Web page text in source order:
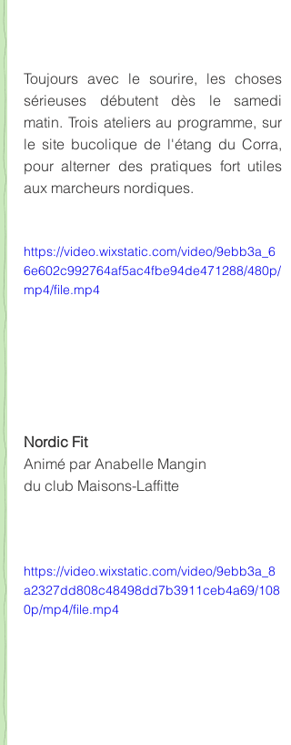
Toujours avec le sourire, les choses
sérieuses débutent dès le samedi
matin. Trois ateliers au programme, sur
le site bucolique de l'étang du Corra,
pour alterner des pratiques fort utiles
aux marcheurs nordiques.
https://video.wixstatic.com/video/9ebb3a_6
6e602c992764af5ac4fbe94de471288/480p/
mp4/file.mp4
Nordic Fit
Animé par Anabelle Mangin
du club Maisons-Laffitte
https://video.wixstatic.com/video/9ebb3a_8
a2327dd808c48498dd7b3911ceb4a69/108
0p/mp4/file.mp4